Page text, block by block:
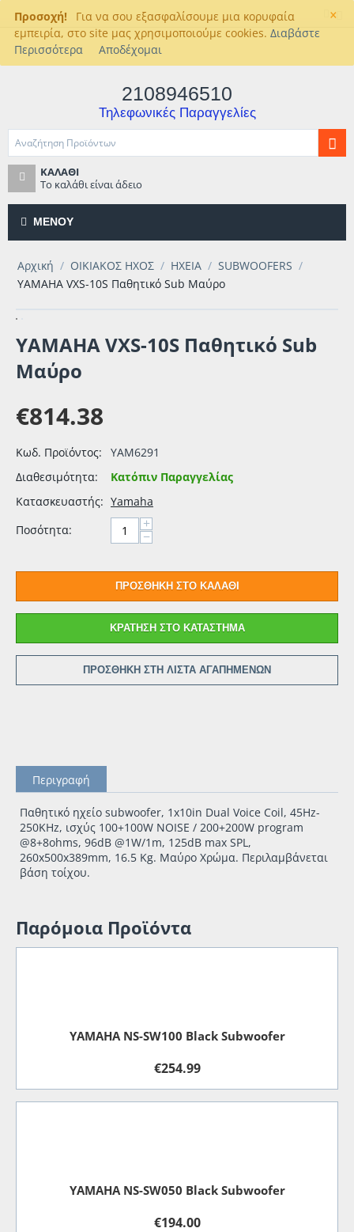
×
Προσοχή!
Για να σου εξασφαλίσουμε μια κορυφαία
εμπειρία, στο site μας χρησιμοποιούμε cookies. Διαβάστε
Περισσότερα
Αποδέχομαι
2108946510
Τηλεφωνικές Παραγγελίες
ΚΑΛΆΘΙ
Το καλάθι είναι άδειο
ΜΕΝΟΎ
Αρχική / ΟΙΚΙΑΚΟΣ ΗΧΟΣ / ΗΧΕΙΑ / SUBWOOFERS /
YAMAHA VXS-10S Παθητικό Sub Μαύρο
YAMAHA VXS-10S Παθητικό Sub
Μαύρο
€814.38
Κωδ. Προϊόντος:
YAM6291
Διαθεσιμότητα:
Κατόπιν Παραγγελίας
Κατασκευαστής: Yamaha
Ποσότητα:
+
−
ΠΡΟΣΘΉΚΗ ΣΤΟ ΚΑΛΆΘΙ
ΚΡΆΤΗΣΗ ΣΤΟ ΚΑΤΆΣΤΗΜΑ
ΠΡΟΣΘΉΚΗ ΣΤΗ ΛΊΣΤΑ ΑΓΑΠΗΜΈΝΩΝ
Περιγραφή
Παθητικό ηχείο subwoofer, 1x10in Dual Voice Coil, 45Hz-
250ΚHz, ισχύς 100+100W NOISE / 200+200W program
@8+8ohms, 96dB @1W/1m, 125dB max SPL,
260x500x389mm, 16.5 Kg. Μαύρο Χρώμα. Περιλαμβάνεται
βάση τοίχου.
Παρόμοια Προϊόντα
YAMAHA NS-SW100 Black Subwoofer
€254.99
YAMAHA NS-SW050 Black Subwoofer
€194.00